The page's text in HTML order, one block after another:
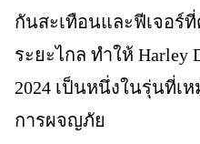
กันสะเทือนและฟีเจอร์
ระยะไกล ทำให้ Harley
2024 เป็นหนึ่งในรุ่นที่เ
การผจญภัย